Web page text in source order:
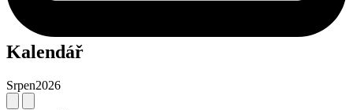
Kalendář
Srpen2026